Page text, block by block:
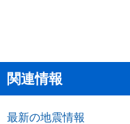
関連情報
最新の地震情報